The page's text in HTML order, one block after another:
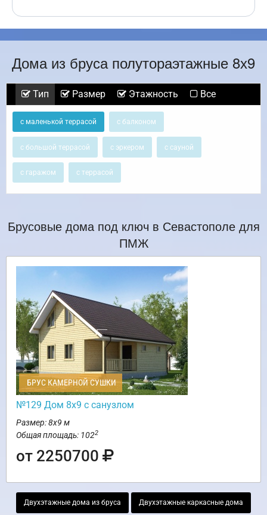
Дома из бруса полутораэтажные 8х9
Тип Размер Этажность Все
с маленькой террасой с балконом
с большой террасой с эркером с сауной
с гаражом с террасой
Брусовые дома под ключ в Севастополе для
ПМЖ
БРУС КАМЕРНОЙ СУШКИ
№129 Дом 8х9 с санузлом
Размер: 8х9 м
Общая площадь: 1022
от 2250700
Двухэтажные дома из бруса Двухэтажные каркасные дома